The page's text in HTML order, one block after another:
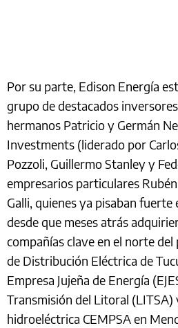
Por su parte, Edison Energía
grupo de destacados
hermanos Patricio y Germán
Investments (liderado por
Pozzoli, Guillermo Stanley y
empresarios particulares
Galli, quienes ya pisaban fuerte
desde que meses atrás
compañías clave en el norte del
de Distribución Eléctrica de
Empresa Jujeña de Energía
Transmisión del Litoral (LITSA)
hidroeléctrica CEMPSA en